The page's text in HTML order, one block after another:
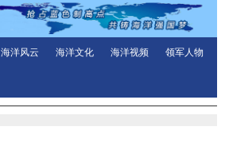
海洋风云 海洋文化 海洋视频 领军人物